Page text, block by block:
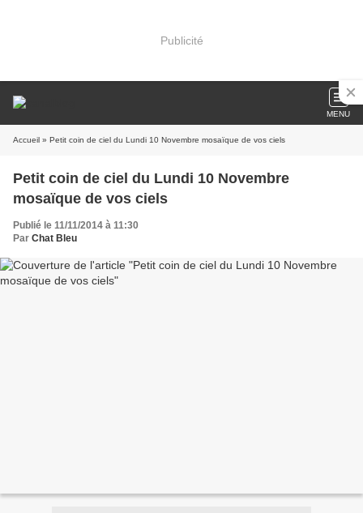
Publicité
MENU
Accueil » Petit coin de ciel du Lundi 10 Novembre mosaïque de vos ciels
Petit coin de ciel du Lundi 10 Novembre
mosaïque de vos ciels
Publié le 11/11/2014 à 11:30
Par Chat Bleu